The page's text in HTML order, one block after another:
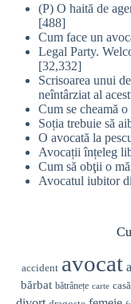
(P) O haită de
[488]
Cum face un
Legal Party.
[32,332]
Scrisoarea unui
neîntârziat al
Cum se cheamă
Soția trebuie să
O avocată la
Avocații înțeleg
Cum să obţii o
Avocatul iubitor
accident avocat
bărbat bătrânețe carte casă